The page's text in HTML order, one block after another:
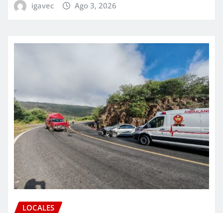
igavec Ago 3, 2026
LOCALES